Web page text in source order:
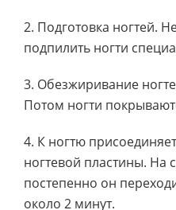
2. Подготовка ногтей.
подпилить ногти
3. Обезжиривание
Потом ногти
4. К ногтю
ногтевой пластины. На
постепенно он
около 2 минут.